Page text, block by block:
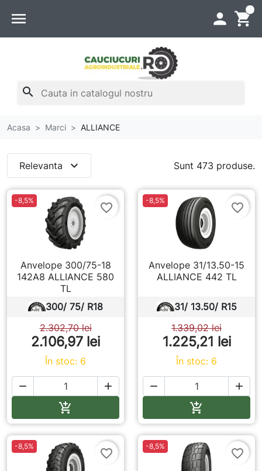
menu  shopping_cart
search
Acasa Marci ALLIANCE
Relevanta expand_more Sunt 473 produse.
-8,5%
favorite_border
Anvelope 300/75-18
142A8 ALLIANCE 580
TL
300/ 75/ R18
2.106,97 lei
2.302,70 lei
În stoc: 6
 

-8,5%
favorite_border
Anvelope 31/13.50-15
ALLIANCE 442 TL
31/ 13.50/ R15
1.225,21 lei
1.339,02 lei
În stoc: 6
 

-8,5%
favorite_border
-8,5%
favorite_border